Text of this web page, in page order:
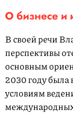
О бизнесе и
В своей речи
перспективы
основным
2030 году была
условиям